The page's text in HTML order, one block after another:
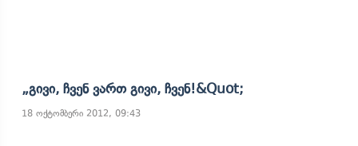
„გივი, Ჩვენ Ვართ Გივი, Ჩვენ!&quot;
18 ოქტომბერი 2012, 09:43